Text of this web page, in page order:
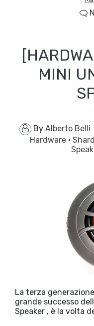
MINI
By Alberto Belli
Hardware ·
La terza
grande successo
Speaker , è la volta